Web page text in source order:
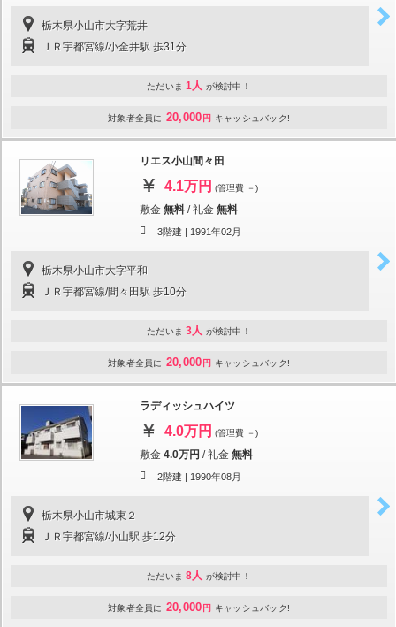
栃木県小山市大字荒井
ＪＲ宇都宮線/小金井駅 歩31分
ただいま 1人 が検討中！
対象者全員に 20,000 円 キャッシュバック!
リエス小山間々田
4.1万円 (管理費 －)
敷金 無料 /礼金 無料
3階建 | 1991年02月
栃木県小山市大字平和
ＪＲ宇都宮線/間々田駅 歩10分
ただいま 3人 が検討中！
対象者全員に 20,000 円 キャッシュバック!
ラディッシュハイツ
4.0万円 (管理費 －)
敷金 4.0万円 /礼金 無料
2階建 | 1990年08月
栃木県小山市城東２
ＪＲ宇都宮線/小山駅 歩12分
ただいま 8人 が検討中！
対象者全員に 20,000 円 キャッシュバック!